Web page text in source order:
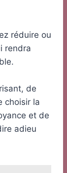
réduire ou
rendra
de
choisir la
et de
adieu